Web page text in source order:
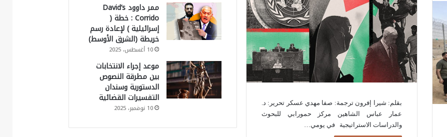
بقلم: شيرا إفرون ترجمة: صفا مهدي عسكر تحرير: د.
عمار عباس الشاهين مركز حمورابي للبحوث
والدراسات الاستراتيجية في يومي…
ممر داوود David’s
Corrido : خطة (
إسرائيلية ) لإعادة رسم
خريطة (الشرق الأوسط)
10 أغسطس، 2025
موعد إجراء الانتخابات
بين مطرقة النصوص
الدستورية وسندان
التفسيرات القضائية
10 نوفمبر، 2025